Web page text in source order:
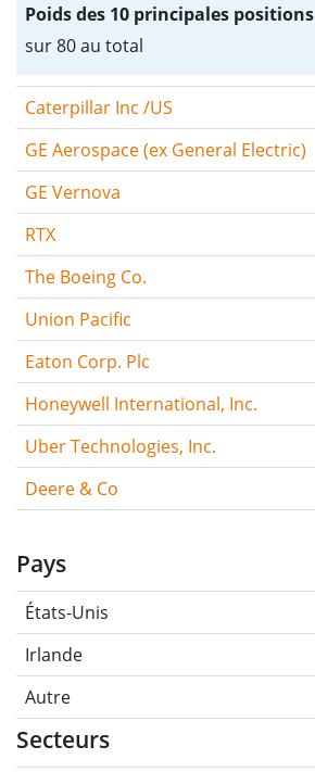
Poids des 10 principales positions
sur 80 au total
Caterpillar Inc /US
GE Aerospace (ex General Electric)
GE Vernova
RTX
The Boeing Co.
Union Pacific
Eaton Corp. Plc
Honeywell International, Inc.
Uber Technologies, Inc.
Deere & Co
Pays
États-Unis
Irlande
Autre
Secteurs